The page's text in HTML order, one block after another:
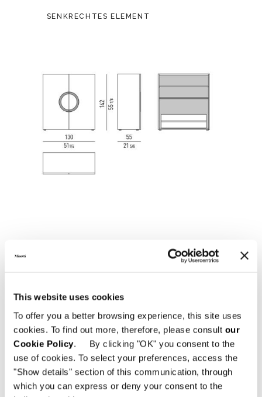
This website uses cookies
To offer you a better browsing experience, this site uses
cookies. To find out more, therefore, please consult our
Cookie Policy. By clicking "OK" you consent to the
use of cookies. To select your preferences, access the
"Show details" section of this communication, through
which you can express or deny your consent to the
SENKRECHTES ELEMENT
ALLES SEHEN
Gestell